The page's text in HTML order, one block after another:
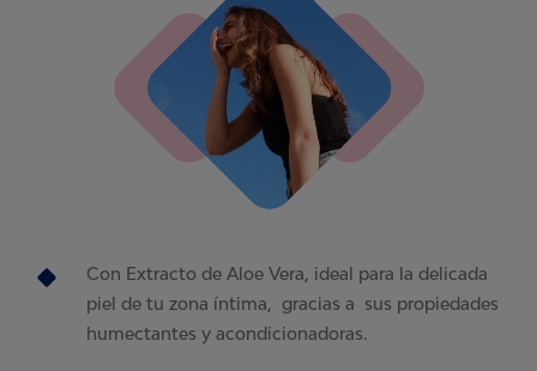
Con Extracto de Aloe Vera, ideal para la delicada
piel de tu zona íntima, gracias a sus propiedades
humectantes y acondicionadoras.